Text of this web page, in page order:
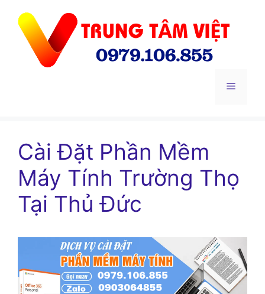
Menu
Cài Đặt Phần Mềm
Máy Tính Trường Thọ
Tại Thủ Đức